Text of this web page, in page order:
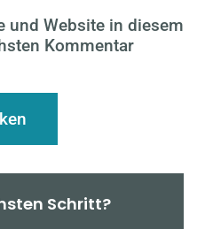
und Website in diesem
Kommentar
Schritt?